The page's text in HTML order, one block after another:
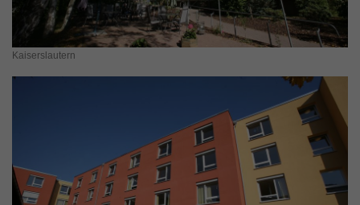
Kaiserslautern